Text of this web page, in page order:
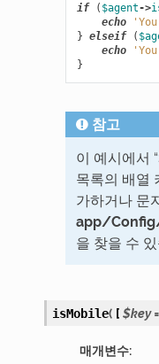
if ( $agent->
echo
} elseif (
echo
}
참고
이 예시에서
목록의 배열
가하거나 문
app/
을 찾을 수
isMobile( [ $key =
매개변수: